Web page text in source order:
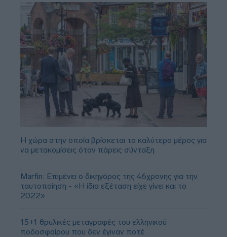
Η χώρα στην οποία βρίσκεται το καλύτερο μέρος για
να μετακομίσεις όταν πάρεις σύνταξη
Marfin: Επιμένει ο δικηγόρος της 46χρονης για την
ταυτοποίηση - «Η ίδια εξέταση είχε γίνει και το
2022»
15+1 θρυλικές μεταγραφές του ελληνικού
ποδοσφαίρου που δεν έγιναν ποτέ